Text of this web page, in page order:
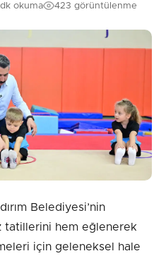
okuma 423 görüntülenme
Belediyesi’nin
tatillerini hem eğlenerek
için geleneksel hale